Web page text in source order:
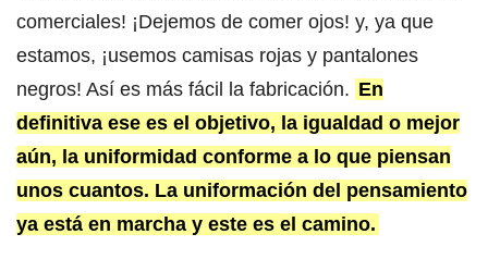
comerciales! ¡Dejemos de comer ojos! y, ya que
estamos, ¡usemos camisas rojas y pantalones
negros! Así es más fácil la fabricación. En
definitiva ese es el objetivo, la igualdad o mejor
aún, la uniformidad conforme a lo que piensan
unos cuantos. La uniformación del pensamiento
ya está en marcha y este es el camino.